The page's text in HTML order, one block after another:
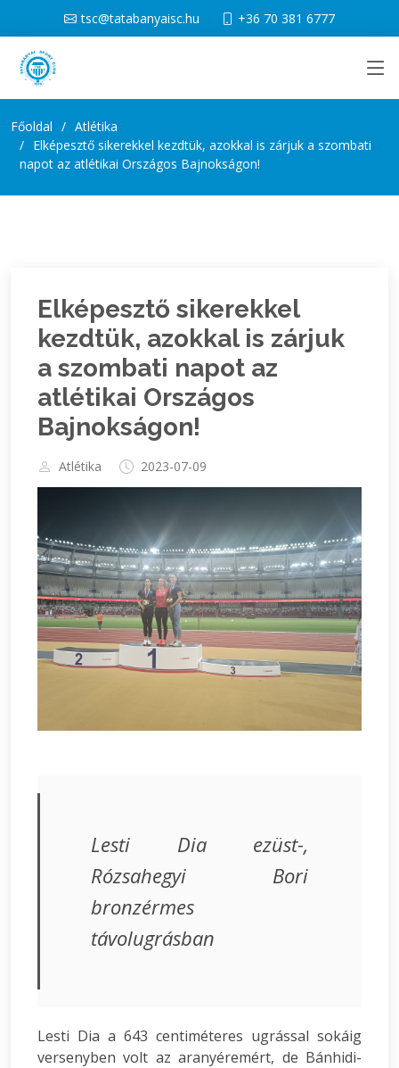
tsc@tatabanyaisc.hu +36 70 381 6777
Főoldal
Atlétika
Elképesztő sikerekkel kezdtük, azokkal is zárjuk a szombati
napot az atlétikai Országos Bajnokságon!
Elképesztő sikerekkel
kezdtük, azokkal is zárjuk
a szombati napot az
atlétikai Országos
Bajnokságon!
Atlétika 2023-07-09
Lesti Dia ezüst-,
Rózsahegyi Bori
bronzérmes
távolugrásban
Lesti Dia a 643 centiméteres ugrással sokáig
versenyben volt az aranyéremért, de Bánhidi-